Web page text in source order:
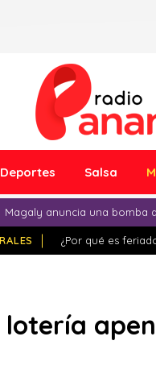
Deportes Salsa
Magaly anuncia una bomba
¿Por qué es